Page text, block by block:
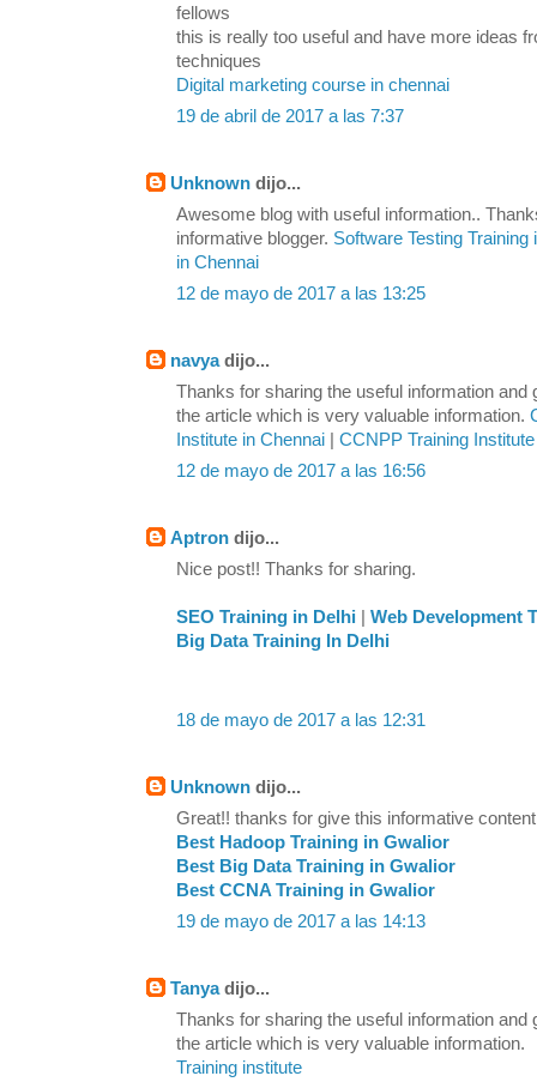
fellows
this is really too useful and have more ideas
techniques
Digital marketing course in chennai
19 de abril de 2017 a las 7:37
Unknown dijo...
Awesome blog with useful information..
informative blogger. Software Testing Training
in Chennai
12 de mayo de 2017 a las 13:25
navyadijo...
Thanks for sharing the useful information and
the article which is very valuable information.
Institute in Chennai
CCNPP Training
12 de mayo de 2017 a las 16:56
Aptron dijo...
Nice post!! Thanks for sharing.
SEO Training in Delhi
Web Development
Big Data Training In Delhi
18 de mayo de 2017 a las 12:31
Unknown dijo...
Great!! thanks for give this informative
Best Hadoop Training in Gwalior
Best Big Data Training in Gwalior
Best CCNA Training in Gwalior
19 de mayo de 2017 a las 14:13
Tanyadijo...
Thanks for sharing the useful information and
the article which is very valuable information.
Training institute